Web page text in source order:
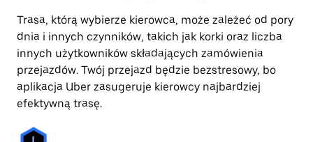
Trasa, którą wybierze kierowca, może zależeć od pory
dnia i innych czynników, takich jak korki oraz liczba
innych użytkowników składających zamówienia
przejazdów. Twój przejazd będzie bezstresowy, bo
aplikacja Uber zasugeruje kierowcy najbardziej
efektywną trasę.